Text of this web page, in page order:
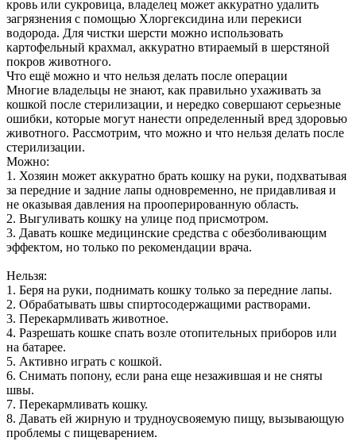
кровь или сукровица, владелец может аккуратно удалить
загрязнения с помощью Хлоргексидина или перекиси
водорода. Для чистки шерсти можно использовать
картофельный крахмал, аккуратно втираемый в шерстяной
покров животного.
Что ещё можно и что нельзя делать после операции
Многие владельцы не знают, как правильно ухаживать за
кошкой после стерилизации, и нередко совершают серьезные
ошибки, которые могут нанести определенный вред здоровью
животного. Рассмотрим, что можно и что нельзя делать после
стерилизации.
Можно:
1. Хозяин может аккуратно брать кошку на руки, подхватывая
за передние и задние лапы одновременно, не придавливая и
не оказывая давления на прооперированную область.
2. Выгуливать кошку на улице под присмотром.
3. Давать кошке медицинские средства с обезболивающим
эффектом, но только по рекомендации врача.
Нельзя:
1. Беря на руки, поднимать кошку только за передние лапы.
2. Обрабатывать швы спиртосодержащими растворами.
3. Перекармливать животное.
4. Разрешать кошке спать возле отопительных приборов или
на батарее.
5. Активно играть с кошкой.
6. Снимать попону, если рана еще незажившая и не сняты
швы.
7. Перекармливать кошку.
8. Давать ей жирную и трудноусвояемую пищу, вызывающую
проблемы с пищеварением.